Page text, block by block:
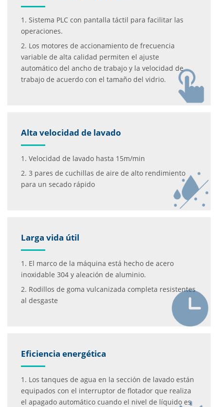
1. Sistema PLC con pantalla táctil para facilitar las
operaciones.
2. Los motores de accionamiento de frecuencia
variable de alta calidad permiten el ajuste
automático del ancho de trabajo y la velocidad de
trabajo de acuerdo con el tamaño del vidrio.
Alta velocidad de lavado
1. Velocidad de lavado hasta 15m/min
2. 3 pares de cuchillas de aire de alto rendimiento
para un secado rápido
Larga vida útil
1. El marco de la máquina está hecho de acero
inoxidable 304 y aleación de aluminio.
2. Rodillos de goma vulcanizada completa resistentes
al desgaste
Eficiencia energética
1. Los tanques de agua en la sección de lavado están
equipados con el interruptor de flotador que realiza
el apagado automático cuando el nivel de líquido es